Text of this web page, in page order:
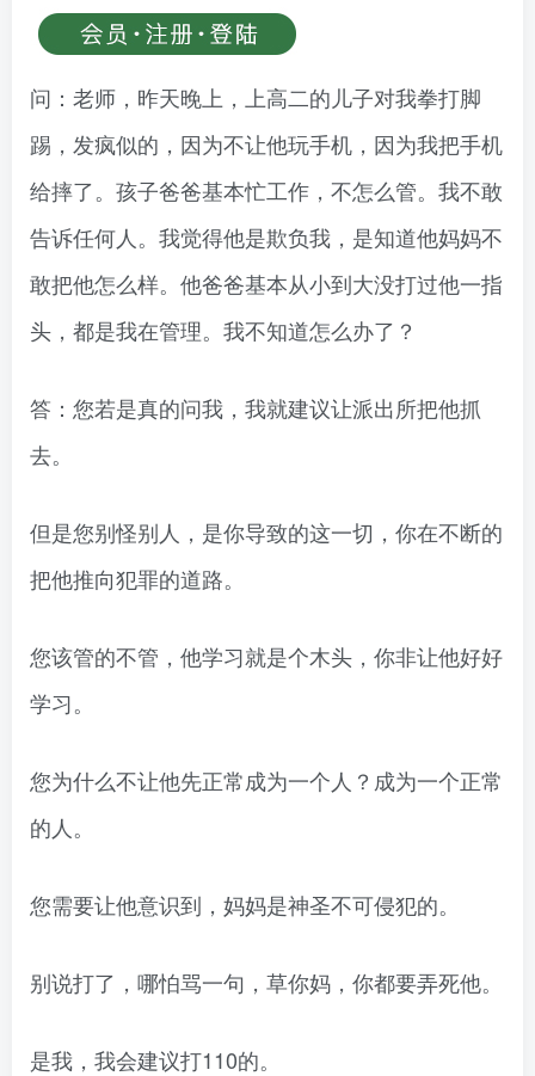
问：老师，昨天晚上，上高二的儿子对我拳打脚
踢，发疯似的，因为不让他玩手机，因为我把手机
给摔了。孩子爸爸基本忙工作，不怎么管。我不敢
告诉任何人。我觉得他是欺负我，是知道他妈妈不
敢把他怎么样。他爸爸基本从小到大没打过他一指
头，都是我在管理。我不知道怎么办了？
答：您若是真的问我，我就建议让派出所把他抓
去。
但是您别怪别人，是你导致的这一切，你在不断的
把他推向犯罪的道路。
您该管的不管，他学习就是个木头，你非让他好好
学习。
您为什么不让他先正常成为一个人？成为一个正常
的人。
您需要让他意识到，妈妈是神圣不可侵犯的。
别说打了，哪怕骂一句，草你妈，你都要弄死他。
是我，我会建议打110的。